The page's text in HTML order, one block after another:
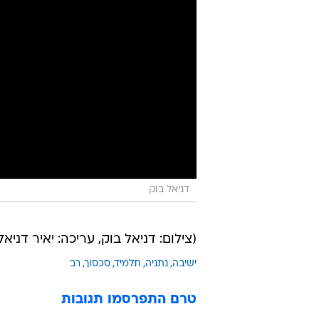
דניאל בוק
(צילום: דניאל בוק, עריכה: יאיר
ישיבה נתניה תלמיד סכסוך רב
טרם התפרסמו תגובות